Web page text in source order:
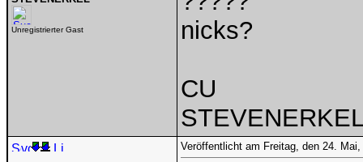
Unregistrierter Gast
nicks?
CU
Veröffentlicht am Freitag, den 24.